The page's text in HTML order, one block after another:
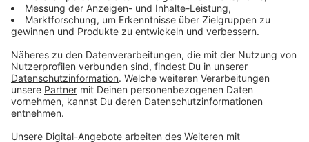
Leverkusen zieht Interesse für Frauenfußball-EM
2029 zurück
Leverkusen: Viele Arbeitsverträge befristet
Paten fürs Stadion in Leverkusen gesucht
Anzeige